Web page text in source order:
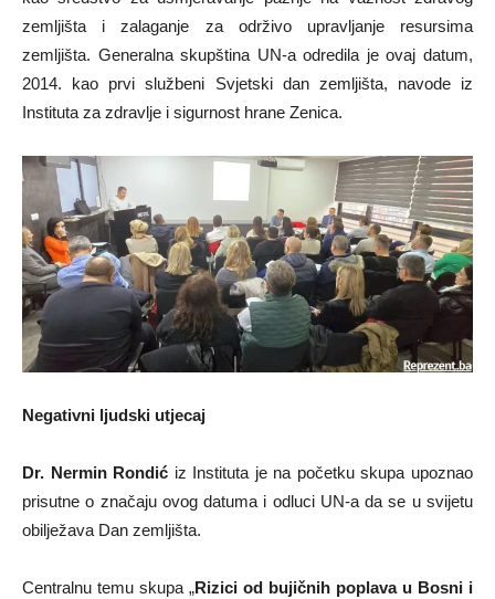
zemljišta i zalaganje za održivo upravljanje resursima
zemljišta. Generalna skupština UN-a odredila je ovaj datum,
2014. kao prvi službeni Svjetski dan zemljišta, navode iz
Instituta za zdravlje i sigurnost hrane Zenica.
Negativni ljudski utjecaj
Dr. Nermin Rondić iz Instituta je na početku skupa upoznao
prisutne o značaju ovog datuma i odluci UN-a da se u svijetu​
obilježava Dan zemljišta.
Centralnu temu skupa „Rizici od bujičnih poplava u Bosni i